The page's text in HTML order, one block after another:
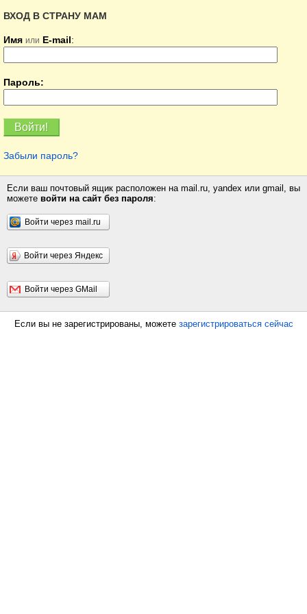
ВХОД В СТРАНУ МАМ
Имя или E-mail:
Пароль:
Забыли пароль?
Если ваш почтовый ящик расположен на mail.ru, yandex или gmail, вы
можете войти на сайт без пароля:
Войти через mail.ru
Войти через Яндекс
Войти через GMail
Если вы не зарегистрированы, можете зарегистрироваться сейчас